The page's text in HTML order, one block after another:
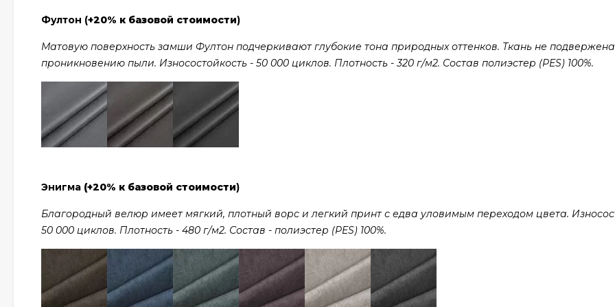
Фултон (+20% к базовой стоимости)
Матовую поверхность замши Фултон подчеркивают глубокие тона природных оттенков. Ткань не подвержена
проникновению пыли. Износостойкость - 50 000 циклов. Плотность - 320 г/м2. Состав полиэстер (PES) 100%.
Энигма (+20% к базовой стоимости)
Благородный велюр имеет мягкий, плотный ворс и легкий принт с едва уловимым переходом цвета.
50 000 циклов. Плотность - 480 г/м2. Состав - полиэстер (PES) 100%.